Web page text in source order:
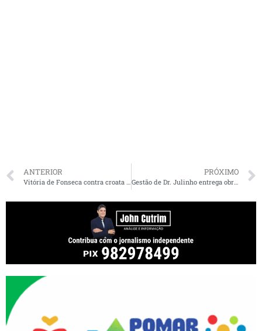
ANTERIOR
Vitória de Fonseca contra croata em Roland Garros teve risos por… Flávio Dino
PRÓXIMO
Gestão de Dr. Julinho entrega obras e serviços em São José de Ribamar